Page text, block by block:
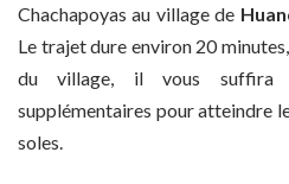
Chachapoyas au village de
Le trajet dure environ 20
du village, il vous suffira
supplémentaires pour atteindre
soles.